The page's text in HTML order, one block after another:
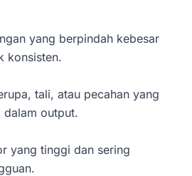
yang berpindah kebesar
konsisten.
tali, atau pecahan yang
output.
yang tinggi dan sering